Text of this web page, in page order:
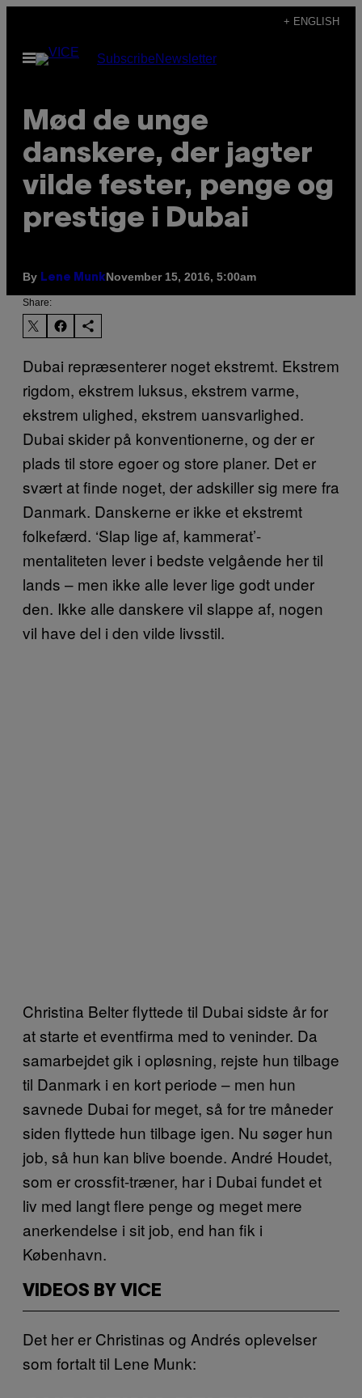
content
+ ENGLISH
Open
Menu
SubscribeNewsletter
Mød de unge
danskere, der jagter
vilde fester, penge og
prestige i Dubai
By Lene MunkNovember 15, 2016, 5:00am
Share:
Dubai repræsenterer noget ekstremt. Ekstrem
rigdom, ekstrem luksus, ekstrem varme,
ekstrem ulighed, ekstrem uansvarlighed.
Dubai skider på konventionerne, og der er
plads til store egoer og store planer. Det er
svært at finde noget, der adskiller sig mere fra
Danmark. Danskerne er ikke et ekstremt
folkefærd. ‘Slap lige af, kammerat’-
mentaliteten lever i bedste velgående her til
lands – men ikke alle lever lige godt under
den. Ikke alle danskere vil slappe af, nogen
vil have del i den vilde livsstil.
Christina Belter flyttede til Dubai sidste år for
at starte et eventfirma med to veninder. Da
samarbejdet gik i opløsning, rejste hun tilbage
til Danmark i en kort periode – men hun
savnede Dubai for meget, så for tre måneder
siden flyttede hun tilbage igen. Nu søger hun
job, så hun kan blive boende. André Houdet,
som er crossfit-træner, har i Dubai fundet et
liv med langt flere penge og meget mere
anerkendelse i sit job, end han fik i
København.
VIDEOS BY VICE
Det her er Christinas og Andrés oplevelser
som fortalt til Lene Munk: